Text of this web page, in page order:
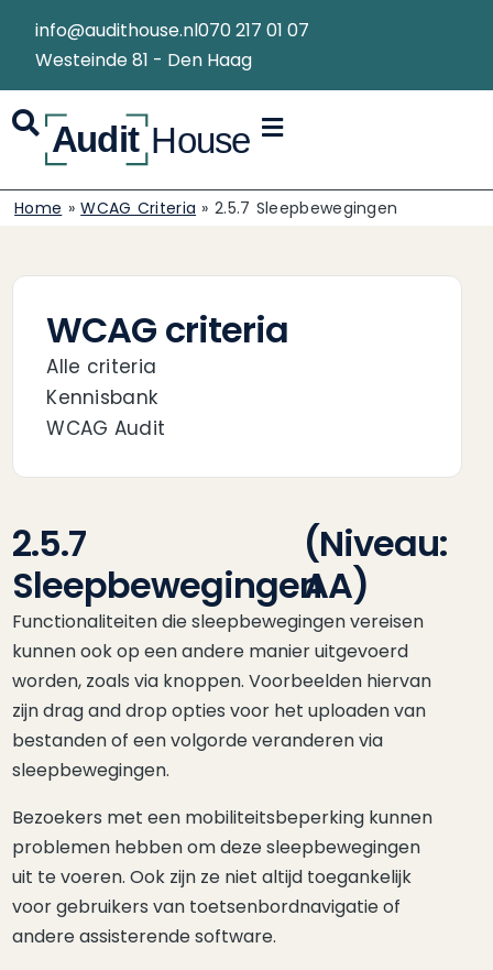
info@audithouse.nl070 217 01 07
Westeinde 81 - Den Haag
Home »WCAG Criteria »2.5.7 Sleepbewegingen
2.5.7
Sleepbewegingen
(Niveau:
AA)
Functionaliteiten die sleepbewegingen vereisen
kunnen ook op een andere manier uitgevoerd
worden, zoals via knoppen. Voorbeelden hiervan
zijn drag and drop opties voor het uploaden van
bestanden of een volgorde veranderen via
sleepbewegingen.
Bezoekers met een mobiliteitsbeperking kunnen
problemen hebben om deze sleepbewegingen
uit te voeren. Ook zijn ze niet altijd toegankelijk
voor gebruikers van toetsenbordnavigatie of
andere assisterende software.
WCAG criteria
Alle criteria
Kennisbank
WCAG Audit